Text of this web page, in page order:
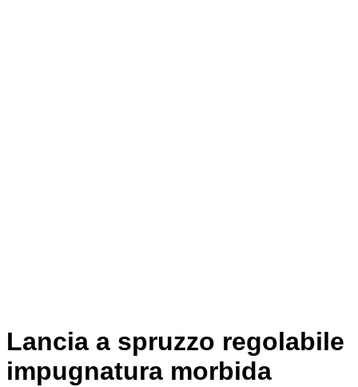
Lancia a spruzzo regolabile
impugnatura morbida